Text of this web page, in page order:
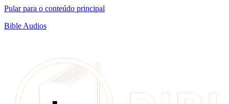
Pular para o conteúdo principal
Bible Audios